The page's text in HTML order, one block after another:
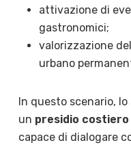
attivazione di
gastronomici;
valorizzazione
urbano
In questo scenario,
un presidio costiero
capace di dialogare